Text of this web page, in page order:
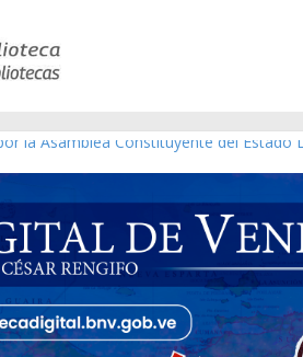
la Asamblea Constituyente del Estado
CXXXIII Mes V, Caracas 09 de